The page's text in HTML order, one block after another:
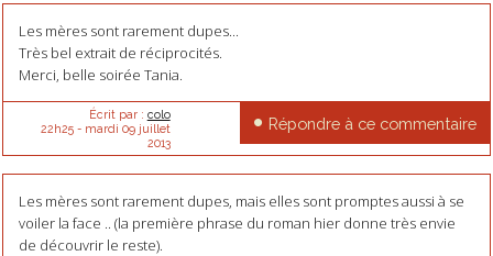
Les mères sont rarement dupes...
Très bel extrait de réciprocités.
Merci, belle soirée Tania.
Écrit par : colo
22h25- mardi 09 juillet
2013
Répondre à ce commentaire
Les mères sont rarement dupes, mais elles sont promptes aussi à se
voiler la face .. (la première phrase du roman hier donne très envie
de découvrir le reste).